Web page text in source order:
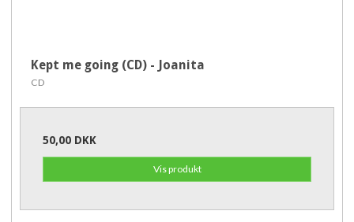
Kept me going (CD) - Joanita
CD
50,00 DKK
Vis produkt